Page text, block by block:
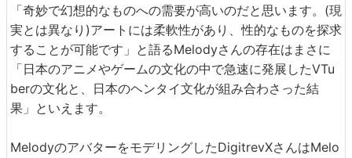
「奇妙で幻想的なものへの需要が高いのだと思います。(現
実とは異なり)アートには柔軟性があり、性的なものを探求
することが可能です」と語るMelodyさんの存在はまさに
「日本のアニメやゲームの文化の中で急速に発展したVTu
berの文化と、日本のヘンタイ文化が組み合わさった結
果」といえます。
MelodyのアバターをモデリングしたDigitrevXさんはMelo